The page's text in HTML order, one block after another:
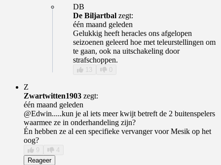
DB
De Biljartbal zegt:
één maand geleden
Gelukkig heeft heracles ons afgelopen
seizoenen geleerd hoe met teleurstellingen om
te gaan, ook na uitschakeling door
strafschoppen.
13 0
Z
Zwartwitten1903 zegt:
één maand geleden
@Edwin.....kun je al iets meer kwijt betreft de 2 buitenspelers
waarmee ze in onderhandeling zijn?
Én hebben ze al een specifieke vervanger voor Mesik op het
oog?
9
4
Reageer